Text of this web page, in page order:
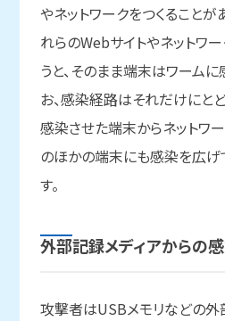
やネットワークをつくることが
れらのWebサイトやネットワ
うと、そのまま端末はワーム
お、感染経路はそれだけにと
感染させた端末からネットワ
のほかの端末にも感染を広げ
す。
外部記録メディアからの
攻撃者はUSBメモリなどの外